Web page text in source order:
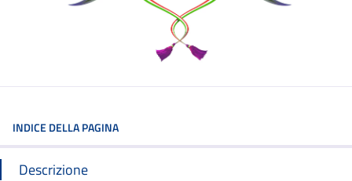
INDICE DELLA PAGINA
Descrizione